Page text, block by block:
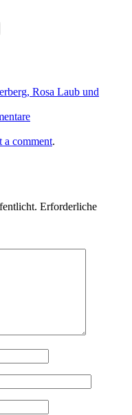
Rosa Laub und
a comment.
Erforderliche